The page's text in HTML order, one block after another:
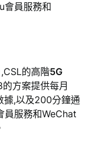
會員服務和
的高階5G
方案提供每月
據,以及200分鐘通
員服務和WeChat